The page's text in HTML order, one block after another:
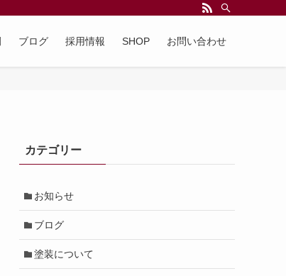
ブログ 採用情報 SHOP お問い合わせ
カテゴリー
お知らせ
ブログ
塗装について